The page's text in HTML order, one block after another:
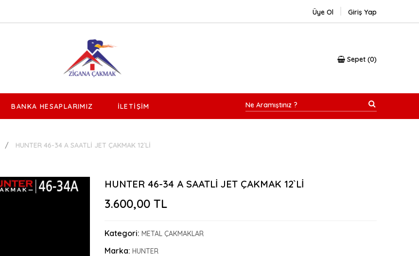
Üye Ol Giriş Yap
Sepet 0
BANKA HESAPLARIMIZ İLETIŞIM
HUNTER 46-34 A SAATLİ JET ÇAKMAK 12`Lİ
HUNTER 46-34 A SAATLİ JET ÇAKMAK 12`Lİ
3.600,00 TL
Kategori: METAL ÇAKMAKLAR
Marka: HUNTER